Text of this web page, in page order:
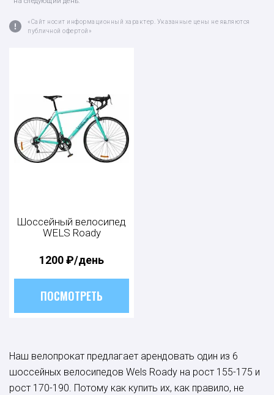
«Сайт носит информационный характер. Указанные цены не являются
публичной офертой»
Шоссейный велосипед
WELS Roady
1200₽/день
ПОСМОТРЕТЬ
Наш велопрокат предлагает арендовать один из 6
шоссейных велосипедов Wels Roady на рост 155-175 и
рост 170-190. Потому как купить их, как правило, не